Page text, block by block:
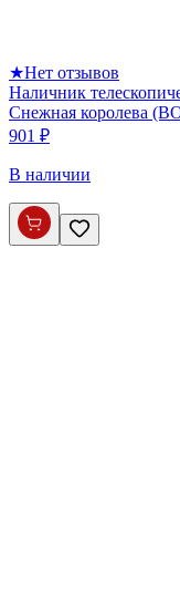
★Нет отзывов
Наличник
Снежная королева
901 ₽
В наличии